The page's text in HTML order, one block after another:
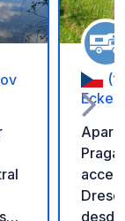
Ecke